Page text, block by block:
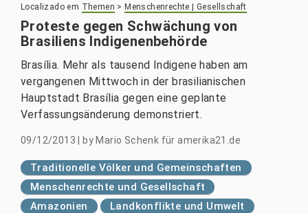
Localizado em Themen >Menschenrechte | Gesellschaft
Proteste gegen Schwächung von
Brasiliens Indigenenbehörde
Brasília. Mehr als tausend Indigene haben am
vergangenen Mittwoch in der brasilianischen
Hauptstadt Brasília gegen eine geplante
Verfassungsänderung demonstriert.
09/12/2013 by Mario Schenk für amerika21.de
Traditionelle Völker und Gemeinschaften
Menschenrechte und Gesellschaft
Amazonien
Landkonflikte und Umwelt